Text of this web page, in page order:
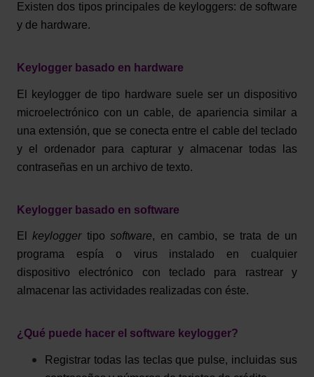
Existen dos tipos principales de keyloggers: de software
y de hardware.
Keylogger basado en hardware
El keylogger de tipo hardware suele ser un dispositivo
microelectrónico con un cable, de apariencia similar a
una extensión, que se conecta entre el cable del teclado
y el ordenador para capturar y almacenar todas las
contraseñas en un archivo de texto.
Keylogger basado en software
Elkeylogger tiposoftware, en cambio, se trata de un
programa espía o virus
instalado en cualquier
dispositivo electrónico con teclado para rastrear y
almacenar las actividades realizadas con éste.
¿Qué puede hacer el software keylogger?
Registrar todas las teclas que pulse, incluidas sus